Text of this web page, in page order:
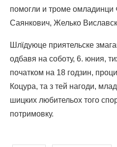
помогли и троме омладинци
Саянкович, Желько
Шлїдуюце приятельске
одбавя на соботу, 6. юния,
початком на 18 годзин,
Коцура, та з тей нагоди,
шицких любительох того
потримовку.